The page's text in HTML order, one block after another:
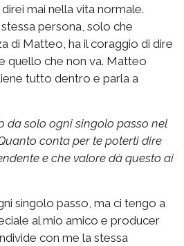
mai nella vita normale.
persona, solo che
di Matteo, ha il coraggio di dire
quello che non va. Matteo
tutto dentro e parla a
da solo ogni singolo passo nel
conta per te poterti dire
e che valore dà questo ai
singolo passo, ma ci tengo a
al mio amico e producer
con me la stessa